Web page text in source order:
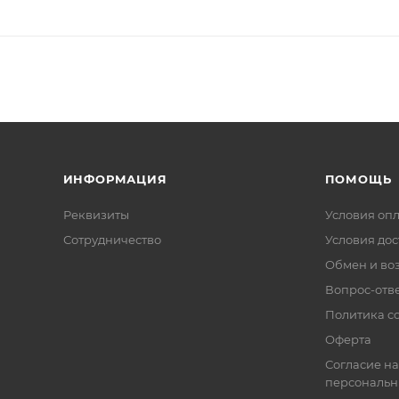
ИНФОРМАЦИЯ
Реквизиты
Сотрудничество
ПОМОЩЬ
Условия
Условия
Обмен и
Вопрос-
Политика
Оферта
Согласие